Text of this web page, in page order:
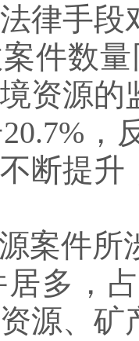
律手
件数
资源的
，
断提升
案件所
多，
源、